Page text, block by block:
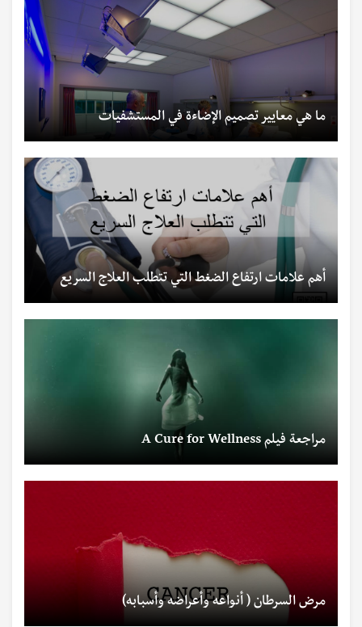
ما هي معايير تصميم الإضاءة في المستشفيات
أهم علامات ارتفاع الضغط التي تتطلب العلاج السريع
مراجعة فيلم A Cure for Wellness
مرض السرطان ( أنواعه وأعراضه وأسبابه)